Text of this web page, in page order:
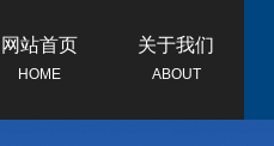
网站首页
HOME
关于我们
ABOUT